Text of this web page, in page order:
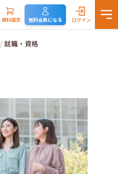
資料請求 無料会員になる ログイン
/ 就職・資格